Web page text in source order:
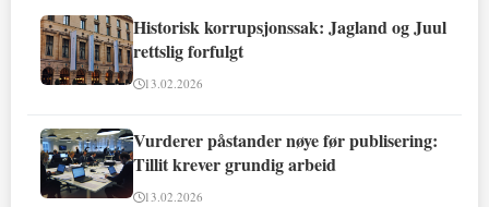
Historisk korrupsjonssak: Jagland og Juul
rettslig forfulgt
13.02.2026
Vurderer påstander nøye før publisering:
Tillit krever grundig arbeid
13.02.2026